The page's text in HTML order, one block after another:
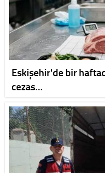
Eskişehir'de bir
cezas…